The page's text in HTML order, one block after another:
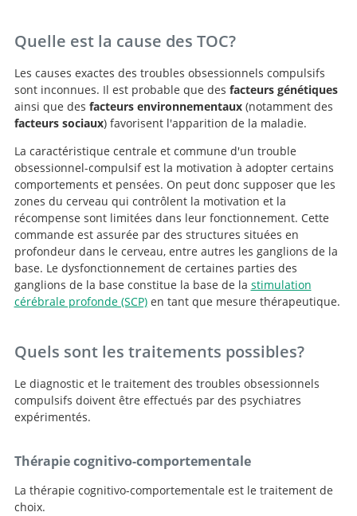
Quelle est la cause des TOC?
Les causes exactes des troubles obsessionnels compulsifs
sont inconnues. Il est probable que des facteurs génétiques
ainsi que des facteurs environnementaux(notamment des
facteurs sociaux) favorisent l'apparition de la maladie.
La caractéristique centrale et commune d'un trouble
obsessionnel-compulsif est la motivation à adopter certains
comportements et pensées. On peut donc supposer que les
zones du cerveau qui contrôlent la motivation et la
récompense sont limitées dans leur fonctionnement. Cette
commande est assurée par des structures situées en
profondeur dans le cerveau, entre autres les ganglions de la
base. Le dysfonctionnement de certaines parties des
ganglions de la base constitue la base de la stimulation
cérébrale profonde (SCP)en tant que mesure thérapeutique.
Quels sont les traitements possibles?
Le diagnostic et le traitement des troubles obsessionnels
compulsifs doivent être effectués par des psychiatres
expérimentés.
Thérapie cognitivo-comportementale
La thérapie cognitivo-comportementale est le traitement de
choix.